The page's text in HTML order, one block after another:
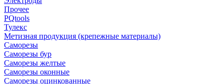
Прочее
PQtools
Тулекс
Метизная продукция (крепежные материалы)
Саморезы
Саморезы бур
Саморезы желтые
Саморезы оконные
Саморезы оцинкованные